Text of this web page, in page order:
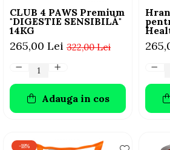
CLUB 4 PAWS Premium
"DIGESTIE SENSIBILĂ"
14KG
322,00 Lei
265,00 Lei
Adauga in cos
4
-18%